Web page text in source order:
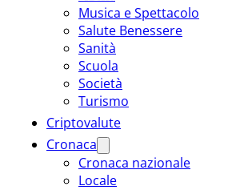
Musica e Spettacolo
Salute Benessere
Sanità
Scuola
Società
Turismo
Criptovalute
Cronaca
Cronaca nazionale
Locale